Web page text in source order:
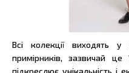
Всі колекції виходять
примірників, зазвичай
підкреслює унікальність і